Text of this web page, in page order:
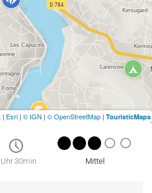
30min Mittel
| Esri | © IGN | © OpenStreetMap | TouristicMaps